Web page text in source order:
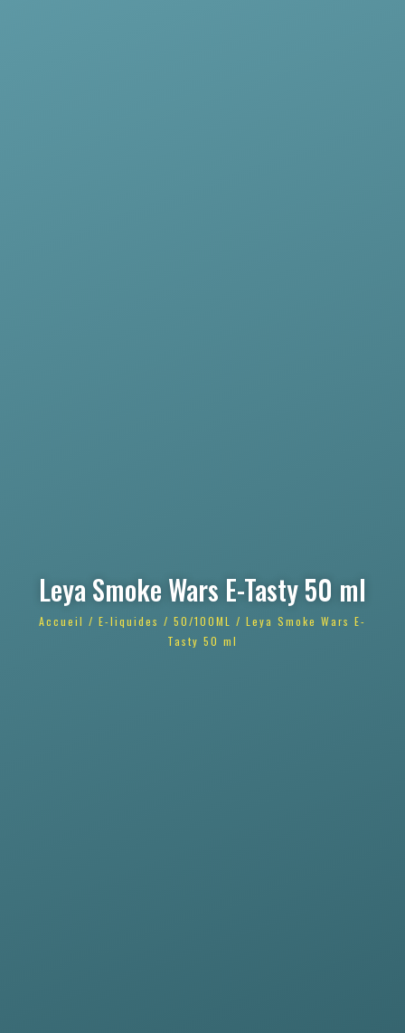
Leya Smoke Wars E-Tasty 50 ml
Accueil / E-liquides / 50/100ML / Leya Smoke Wars E-
Tasty 50 ml